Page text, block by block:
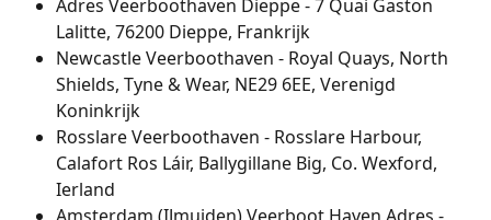
Adres Veerboothaven Dieppe - 7 Quai Gaston
Lalitte, 76200 Dieppe, Frankrijk
Newcastle Veerboothaven - Royal Quays, North
Shields, Tyne & Wear, NE29 6EE, Verenigd
Koninkrijk
Rosslare Veerboothaven - Rosslare Harbour,
Calafort Ros Láir, Ballygillane Big, Co. Wexford,
Ierland